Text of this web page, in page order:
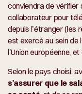
conviendra de vérifier
collaborateur pour
depuis l’étranger (les
est exercé au sein de
l’Union européenne,
Selon le pays choisi,
s’assurer que le